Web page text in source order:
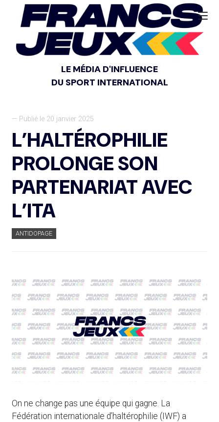
LE MÉDIA D'INFLUENCE
DU SPORT INTERNATIONAL
— Publié le 20 janvier 2025
L’HALTÉROPHILIE
PROLONGE SON
PARTENARIAT AVEC
L’ITA
ANTIDOPAGE
On ne change pas une équipe qui gagne. La
Fédération internationale d’haltérophilie (IWF) a